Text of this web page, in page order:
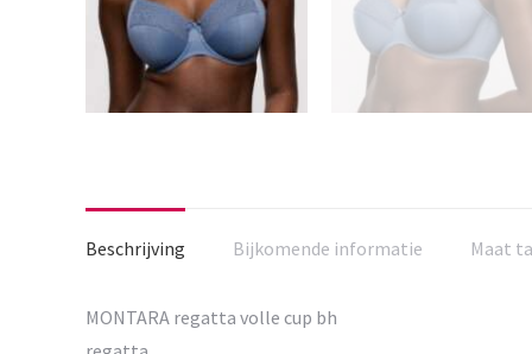
Beschrijving Bijkomende informatie Maat
MONTARA regatta volle cup bh